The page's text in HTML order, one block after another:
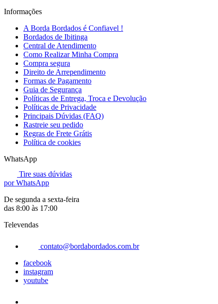
Informações
A Borda Bordados é Confiavel !
Bordados de Ibitinga
Central de Atendimento
Como Realizar Minha Compra
Compra segura
Direito de Arrependimento
Formas de Pagamento
Guia de Segurança
Políticas de Entrega, Troca e Devolução
Políticas de Privacidade
Principais Dúvidas (FAQ)
Rastreie seu pedido
Regras de Frete Grátis
Política de cookies
WhatsApp
Tire suas dúvidas
por WhatsApp
De segunda a sexta-feira
das 8:00 às 17:00
Televendas
contato@bordabordados.com.br
facebook
instagram
youtube